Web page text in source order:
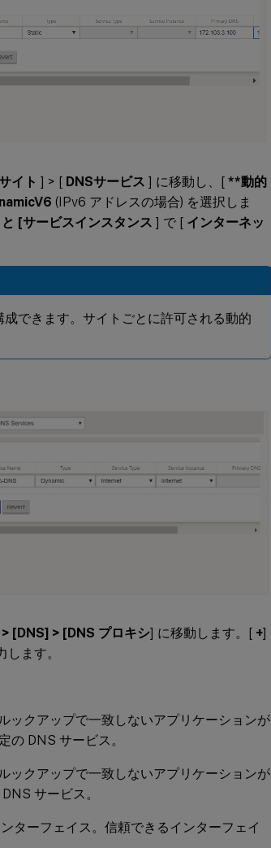
イト ] > [ DNSサービス ] に移動し、[ **動的
(IPv6 アドレスの場合) を選択しま
[サービスインスタンス ] で [ インターネッ
できます。サイトごとに許可される動的
[DNS] > [DNS プロキシ] に移動します。[ +]
ます。
ックアップで一致しないアプリケーションが
の DNS サービス。
ックアップで一致しないアプリケーションが
サービス。
ターフェイス。信頼できるインターフェイ